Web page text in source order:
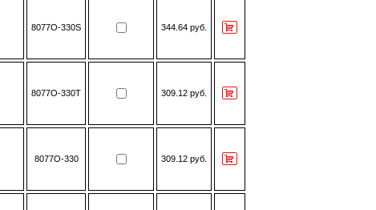
8077О-330S 344.64 руб.
8077О-330Т 309.12 руб.
8077О-330 309.12 руб.